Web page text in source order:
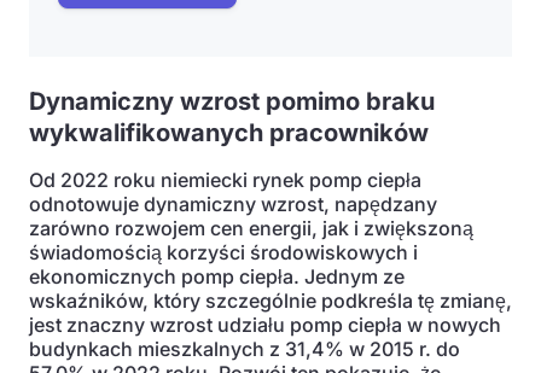
Dynamiczny wzrost pomimo braku
wykwalifikowanych pracowników
Od 2022 roku niemiecki rynek pomp ciepła
odnotowuje dynamiczny wzrost, napędzany
zarówno rozwojem cen energii, jak i zwiększoną
świadomością korzyści środowiskowych i
ekonomicznych pomp ciepła. Jednym ze
wskaźników, który szczególnie podkreśla tę zmianę,
jest znaczny wzrost udziału pomp ciepła w nowych
budynkach mieszkalnych z 31,4% w 2015 r. do